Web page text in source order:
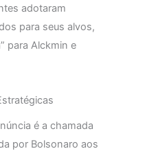
adotaram
para seus alvos,
para Alckmin e
é a chamada
por Bolsonaro aos